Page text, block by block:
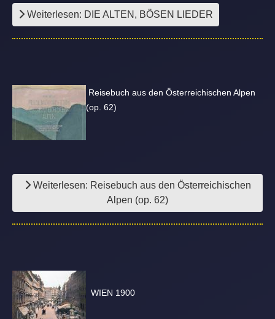
Weiterlesen: DIE ALTEN, BÖSEN LIEDER
Reisebuch aus den Österreichischen Alpen
(op. 62)
Weiterlesen: Reisebuch aus den Österreichischen
Alpen (op. 62)
WIEN 1900